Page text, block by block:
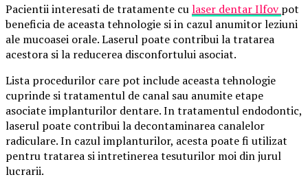
Pacientii interesati de tratamente culaser dentar Ilfovpot
beneficia de aceasta tehnologie si in cazul anumitor leziuni
ale mucoasei orale. Laserul poate contribui la tratarea
acestora si la reducerea disconfortului asociat.
Lista procedurilor care pot include aceasta tehnologie
cuprinde si tratamentul de canal sau anumite etape
asociate implanturilor dentare. In tratamentul endodontic,
laserul poate contribui la decontaminarea canalelor
radiculare. In cazul implanturilor, acesta poate fi utilizat
pentru tratarea si intretinerea tesuturilor moi din jurul
lucrarii.